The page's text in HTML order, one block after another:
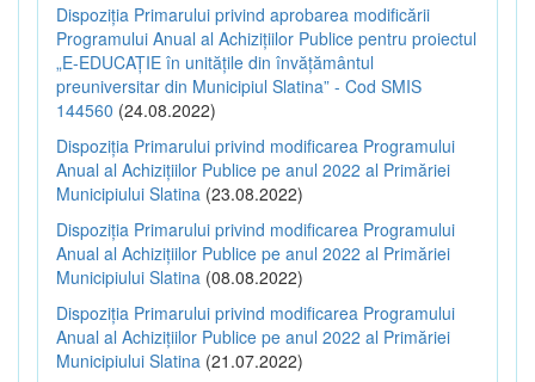
Dispoziția Primarului privind aprobarea modificării
Programului Anual al Achizițiilor Publice pentru proiectul
„E-EDUCAȚIE în unitățile din învățământul
preuniversitar din Municipiul Slatina” - Cod SMIS
144560 (24.08.2022)
Dispoziția Primarului privind modificarea Programului
Anual al Achizițiilor Publice pe anul 2022 al Primăriei
Municipiului Slatina (23.08.2022)
Dispoziția Primarului privind modificarea Programului
Anual al Achizițiilor Publice pe anul 2022 al Primăriei
Municipiului Slatina (08.08.2022)
Dispoziția Primarului privind modificarea Programului
Anual al Achizițiilor Publice pe anul 2022 al Primăriei
Municipiului Slatina (21.07.2022)